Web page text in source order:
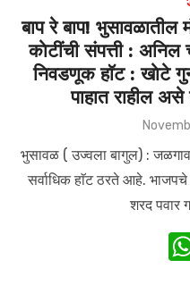
बाप रे बाप!
काेटींची संपत्ती : अनिल
निवडणूक हाॅट : खाेटे
पाहात राहील असे
Posted
भुसावळ ( उज्वला बागुल) :
सर्वाधिक हाॅट ठरते आहे. भाजपचे
शरद पवार